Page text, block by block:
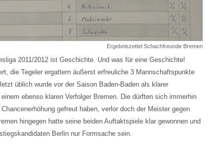
Ergebniszettel Schachfreunde Bremen
2011/2012 ist Geschichte. Und was für eine Geschichte!
die Tegeler ergattern äußerst erfreuliche 3 Mannschaftspunkte
üblich wurde vor der Saison Baden-Baden als klarer
ebenso klaren Verfolger Bremen. Die dürften sich immerhin
gefreut haben, verlor doch der Meister gegen
hingegen hatte seine beiden Auftaktspiele klar gewonnen und
Berlin nur Formsache sein.